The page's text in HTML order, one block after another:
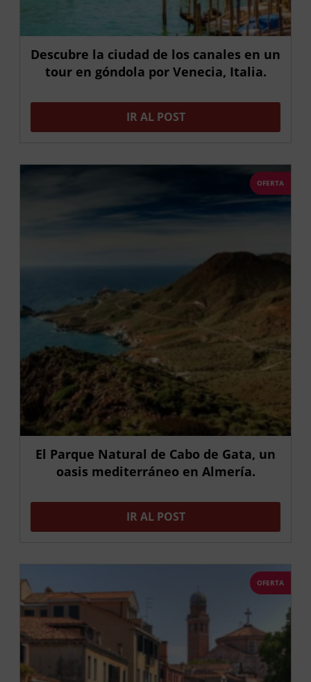
Descubre la ciudad de los canales en un
tour en góndola por Venecia, Italia.
IR AL POST
OFERTA
El Parque Natural de Cabo de Gata, un
oasis mediterráneo en Almería.
IR AL POST
OFERTA